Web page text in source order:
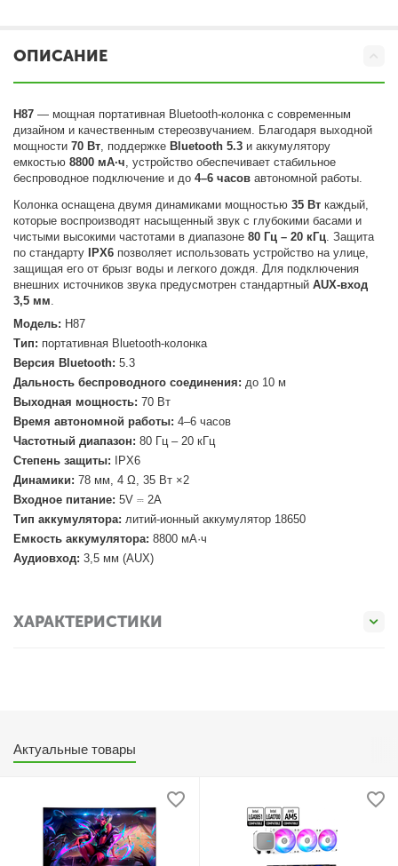
ОПИСАНИЕ
H87 — мощная портативная Bluetooth-колонка с современным
дизайном и качественным стереозвучанием. Благодаря выходной
мощности70 Вт, поддержке Bluetooth 5.3 и аккумулятору
емкостью8800 мА·ч, устройство обеспечивает стабильное
беспроводное подключение и до4–6 часов автономной работы.
Колонка оснащена двумя динамиками мощностью35 Вт каждый,
которые воспроизводят насыщенный звук с глубокими басами и
чистыми высокими частотами в диапазоне80 Гц – 20 кГц. Защита
по стандарту
IPX6 позволяет использовать устройство на улице,
защищая его от брызг воды и легкого дождя. Для подключения
внешних источников звука предусмотрен стандартныйAUX-вход
3,5 мм.
Модель: H87
Тип: портативная Bluetooth-колонка
Версия Bluetooth: 5.3
Дальность беспроводного соединения: до 10 м
Выходная мощность: 70 Вт
Время автономной работы: 4–6 часов
Частотный диапазон: 80 Гц – 20 кГц
Степень защиты: IPX6
Динамики: 78 мм, 4 Ω, 35 Вт ×2
Входное питание: 5V ⎓ 2A
Тип аккумулятора: литий-ионный аккумулятор 18650
Емкость аккумулятора: 8800 мА·ч
Аудиовход: 3,5 мм (AUX)
ХАРАКТЕРИСТИКИ
Актуальные товары